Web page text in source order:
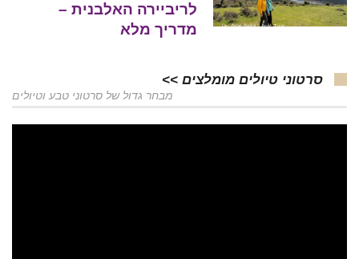
לריביירה האלבנית –
מדריך מלא
סרטוני טיולים מומלצים >>
מבחר גדול של סרטוני טבע וטיולים